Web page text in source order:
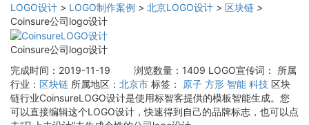
LOGO设计 > LOGO制作案例 > 北京LOGO设计 > 区块链 >
Coinsure公司logo设计
Coinsure公司logo设计
完成时间：2019-11-19
浏览数量：1409 LOGO宣传词：
所属
行业： 区块链 所属地区： 北京市 标签： 原子 方形 智能 科技 区块
链行业CoinsureLOGO设计是使用标智客提供的模板智能生成。您
可以直接编辑这个LOGO设计，快速得到自己的品牌标志，也可以点